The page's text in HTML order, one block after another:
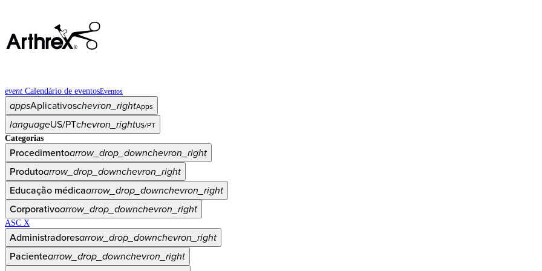
event Calendário de eventosEventos
appsAplicativoschevron_rightApps
languageUS/PTchevron_rightUS/PT
Categorias
Procedimentoarrow_drop_downchevron_right
Produtoarrow_drop_downchevron_right
Educação médicaarrow_drop_downchevron_right
Corporativoarrow_drop_downchevron_right
ASC X
Administradoresarrow_drop_downchevron_right
Pacientearrow_drop_downchevron_right